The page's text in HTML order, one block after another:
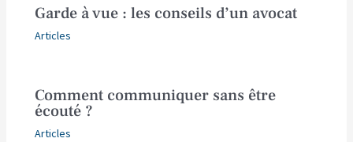
Garde à vue : les conseils d’un avocat
Articles
Comment communiquer sans être
écouté ?
Articles